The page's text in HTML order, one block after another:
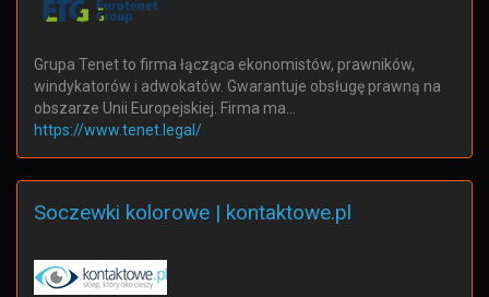
Grupa Tenet to firma łącząca ekonomistów, prawników,
windykatorów i adwokatów. Gwarantuje obsługę prawną na
obszarze Unii Europejskiej. Firma ma…
https://www.tenet.legal/
Soczewki kolorowe | kontaktowe.pl